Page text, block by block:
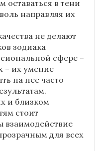
оставаться в тени
направляя их
не делают
зодиака
сфере –
– их умение
на нее часто
и близком
стоит
взаимодействие
для всех